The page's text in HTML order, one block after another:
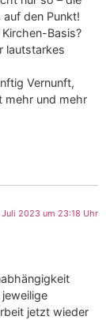
den Punkt!
Basis?
lautstarkes
Vernunft,
mehr und mehr
Juli 2023 um 23:18 Uhr
jetzt wieder